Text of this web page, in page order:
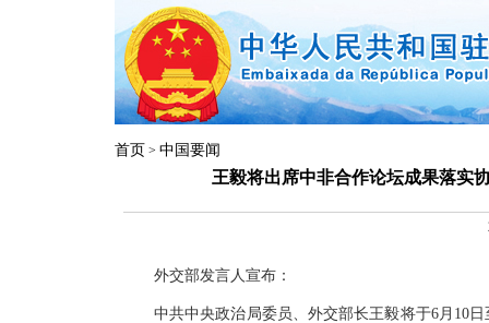
首页 > 中国要闻
王毅将出席中非合作论坛成果落实
外交部发言人宣布：
中共中央政治局委员、外交部长王毅将于6月10